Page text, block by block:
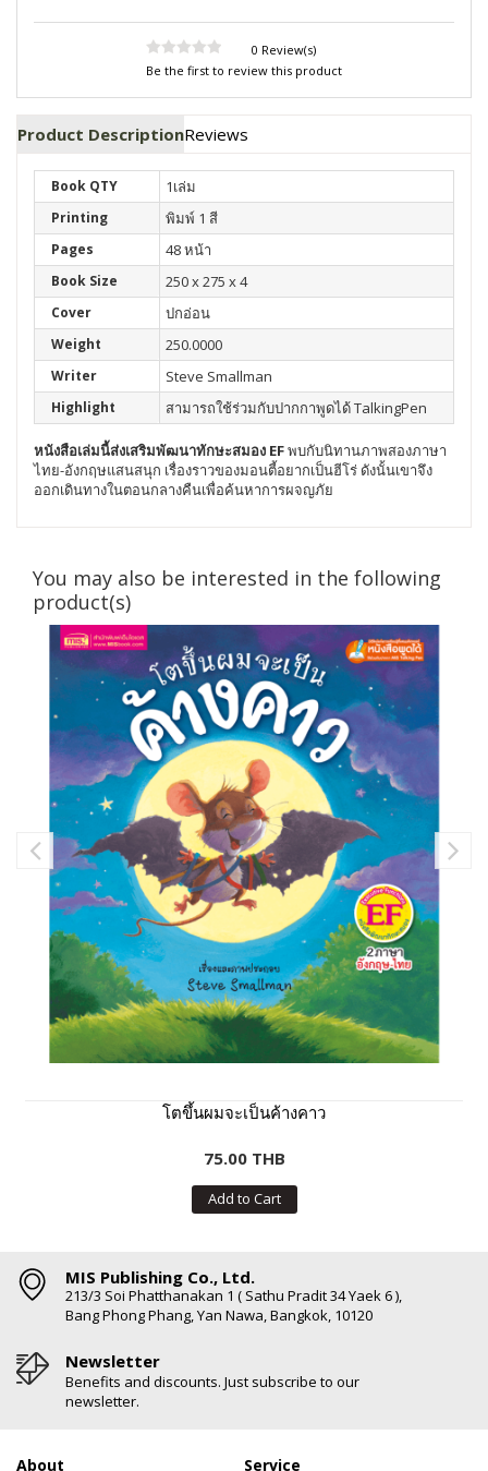
0 Review(s)
Be the first to review this product
Product DescriptionReviews
Book QTY 1เล่ม
Printing พิมพ์ 1 สี
Pages 48 หน้า
Book Size 250 x 275 x 4
Cover ปกอ่อน
Weight 250.0000
Writer Steve Smallman
Highlight สามารถใช้ร่วมกับปากกาพูดได้ TalkingPen
หนังสือเล่มนี้ส่งเสริมพัฒนาทักษะสมอง EFพบกับนิทานภาพสองภาษา
ไทย-อังกฤษแสนสนุก เรื่องราวของมอนตี้อยากเป็นฮีโร่ ดังนั้นเขาจึง
ออกเดินทางในตอนกลางคืนเพื่อค้นหาการผจญภัย
You may also be interested in the following
product(s)
โตขึ้นผมจะเป็นค้างคาว
75.00 THB
Add to Cart
MIS Publishing Co., Ltd.
213/3 Soi Phatthanakan 1 ( Sathu Pradit 34 Yaek 6 ),
Bang Phong Phang, Yan Nawa, Bangkok, 10120
Newsletter
Benefits and discounts. Just subscribe to our
newsletter.
About Service